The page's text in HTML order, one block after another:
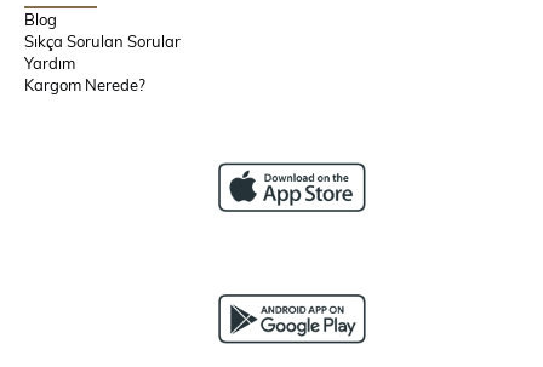
Blog
Sıkça Sorulan Sorular
Yardım
Kargom Nerede?